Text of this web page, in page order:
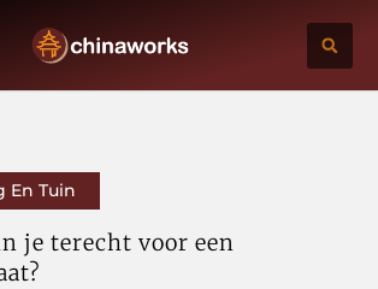
En Tuin
je terecht voor een